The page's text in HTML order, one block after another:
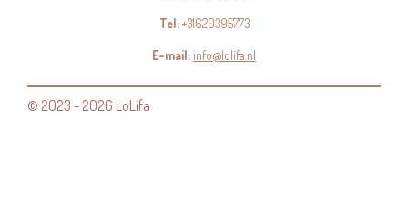
Tel:+31620395773
E-mail:info@lolifa.nl
© 2023 - 2026 LoLifa